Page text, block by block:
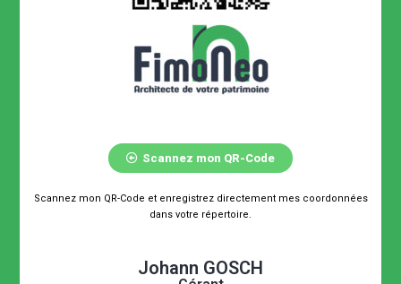
Scannez mon QR-Code
Scannez mon QR-Code et enregistrez directement mes coordonnées
dans votre répertoire.
Johann GOSCH